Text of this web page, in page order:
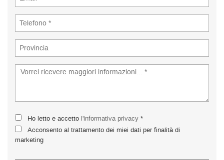
Ho letto e accetto l'informativa privacy *
Acconsento al trattamento dei miei dati per finalità di
marketing